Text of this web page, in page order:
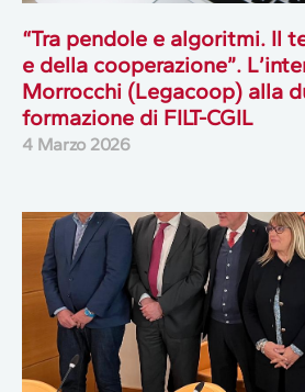
“Tra pendole e algoritmi. Il
e della cooperazione”.
Morrocchi (Legacoop) alla
formazione di FILT-CGIL
4 Marzo 2026